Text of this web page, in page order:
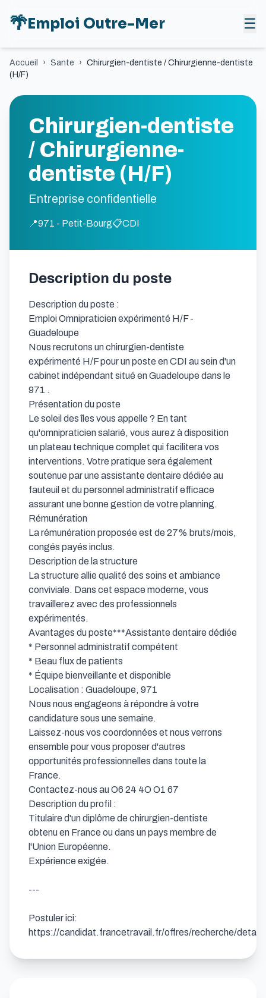
🌴Emploi Outre-Mer ☰
Accueil › Sante › Chirurgien-dentiste / Chirurgienne-dentiste
(H/F)
Chirurgien-dentiste
/ Chirurgienne-
dentiste (H/F)
Entreprise confidentielle
📍971 - Petit-Bourg📋CDI
Description du poste
Description du poste :
Emploi Omnipraticien expérimenté H/F -
Guadeloupe
Nous recrutons un chirurgien-dentiste
expérimenté H/F pour un poste en CDI au sein d'un
cabinet indépendant situé en Guadeloupe dans le
971 .
Présentation du poste
Le soleil des îles vous appelle ? En tant
qu'omnipraticien salarié, vous aurez à disposition
un plateau technique complet qui facilitera vos
interventions. Votre pratique sera également
soutenue par une assistante dentaire dédiée au
fauteuil et du personnel administratif efficace
assurant une bonne gestion de votre planning.
Rémunération
La rémunération proposée est de 27% bruts/mois,
congés payés inclus.
Description de la structure
La structure allie qualité des soins et ambiance
conviviale. Dans cet espace moderne, vous
travaillerez avec des professionnels
expérimentés.
Avantages du poste***Assistante dentaire dédiée
* Personnel administratif compétent
* Beau flux de patients
* Équipe bienveillante et disponible
Localisation : Guadeloupe, 971
Nous nous engageons à répondre à votre
candidature sous une semaine.
Laissez-nous vos coordonnées et nous verrons
ensemble pour vous proposer d'autres
opportunités professionnelles dans toute la
France.
Contactez-nous au O6 24 4O O1 67
Description du profil :
Titulaire d'un diplôme de chirurgien-dentiste
obtenu en France ou dans un pays membre de
l'Union Européenne.
Expérience exigée.
---
Postuler ici:
https://candidat.francetravail.fr/offres/recherche/detail/